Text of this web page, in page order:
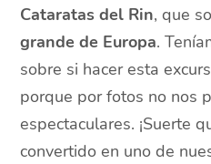
Cataratas del Rin, que
grande de Europa.
sobre si hacer esta
porque por fotos no nos
espectaculares. ¡Suerte
convertido en uno de